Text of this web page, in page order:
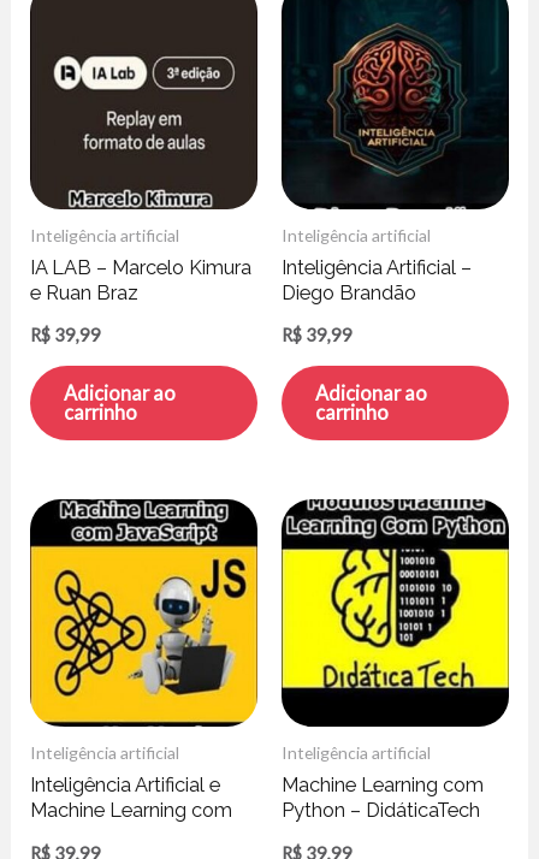
Inteligência artificial
IA LAB – Marcelo Kimura
e Ruan Braz
R$ 39,99
Adicionar ao
carrinho
Inteligência artificial
Inteligência Artificial –
Diego Brandão
R$ 39,99
Adicionar ao
carrinho
Inteligência artificial
Inteligência Artificial e
Machine Learning com
R$ 39,99
Inteligência artificial
Machine Learning com
Python – DidáticaTech
R$ 39,99